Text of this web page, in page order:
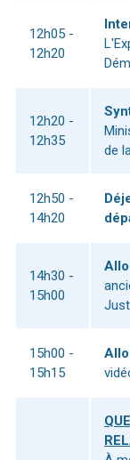
12h05 -
12h20
12h20 -
12h35
de
12h50 -
14h20
14h30 -
15h00
15h00 -
15h15